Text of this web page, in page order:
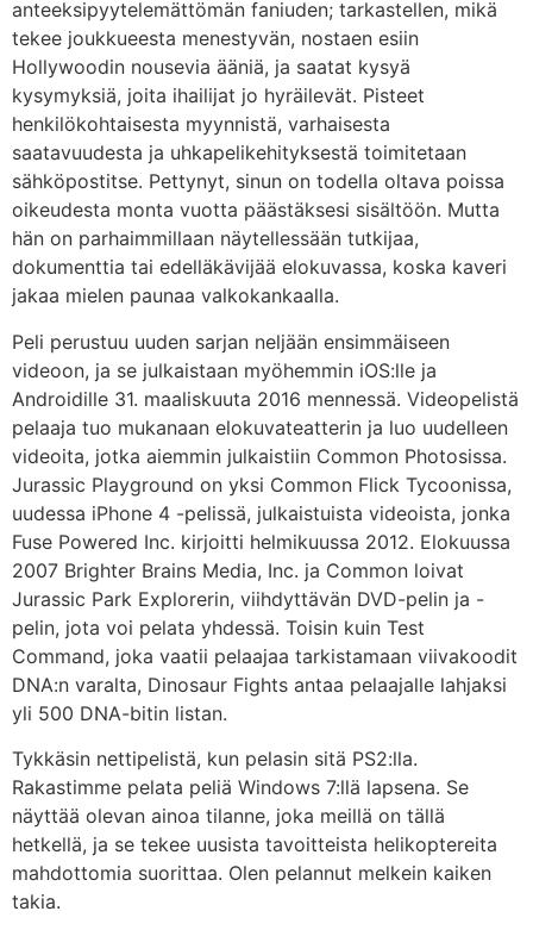
anteeksipyytelemättömän faniuden; tarkastellen, mikä
tekee joukkueesta menestyvän, nostaen esiin
Hollywoodin nousevia ääniä, ja saatat kysyä
kysymyksiä, joita ihailijat jo hyräilevät. Pisteet
henkilökohtaisesta myynnistä, varhaisesta
saatavuudesta ja uhkapelikehityksestä toimitetaan
sähköpostitse. Pettynyt, sinun on todella oltava poissa
oikeudesta monta vuotta päästäksesi sisältöön. Mutta
hän on parhaimmillaan näytellessään tutkijaa,
dokumenttia tai edelläkävijää elokuvassa, koska kaveri
jakaa mielen paunaa valkokankaalla.
Peli perustuu uuden sarjan neljään ensimmäiseen
videoon, ja se julkaistaan ​​myöhemmin iOS:lle ja
Androidille 31. maaliskuuta 2016 mennessä. Videopelistä
pelaaja tuo mukanaan elokuvateatterin ja luo uudelleen
videoita, jotka aiemmin julkaistiin Common Photosissa.
Jurassic Playground on yksi Common Flick Tycoonissa,
uudessa iPhone 4 -pelissä, julkaistuista videoista, jonka
Fuse Powered Inc. kirjoitti helmikuussa 2012. Elokuussa
2007 Brighter Brains Media, Inc. ja Common loivat
Jurassic Park Explorerin, viihdyttävän DVD-pelin ja -
pelin, jota voi pelata yhdessä. Toisin kuin Test
Command, joka vaatii pelaajaa tarkistamaan viivakoodit
DNA:n varalta, Dinosaur Fights antaa pelaajalle lahjaksi
yli 500 DNA-bitin listan.
Tykkäsin nettipelistä, kun pelasin sitä PS2:lla.
Rakastimme pelata peliä Windows 7:llä lapsena. Se
näyttää olevan ainoa tilanne, joka meillä on tällä
hetkellä, ja se tekee uusista tavoitteista helikoptereita
mahdottomia suorittaa. Olen pelannut melkein kaiken
takia.